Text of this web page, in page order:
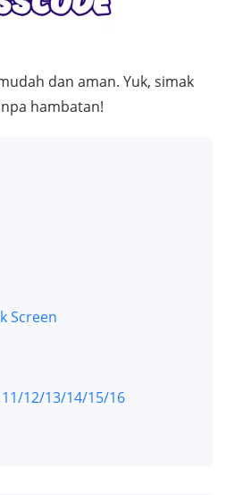
dan aman. Yuk, simak
hambatan!
Screen
12/13/14/15/16